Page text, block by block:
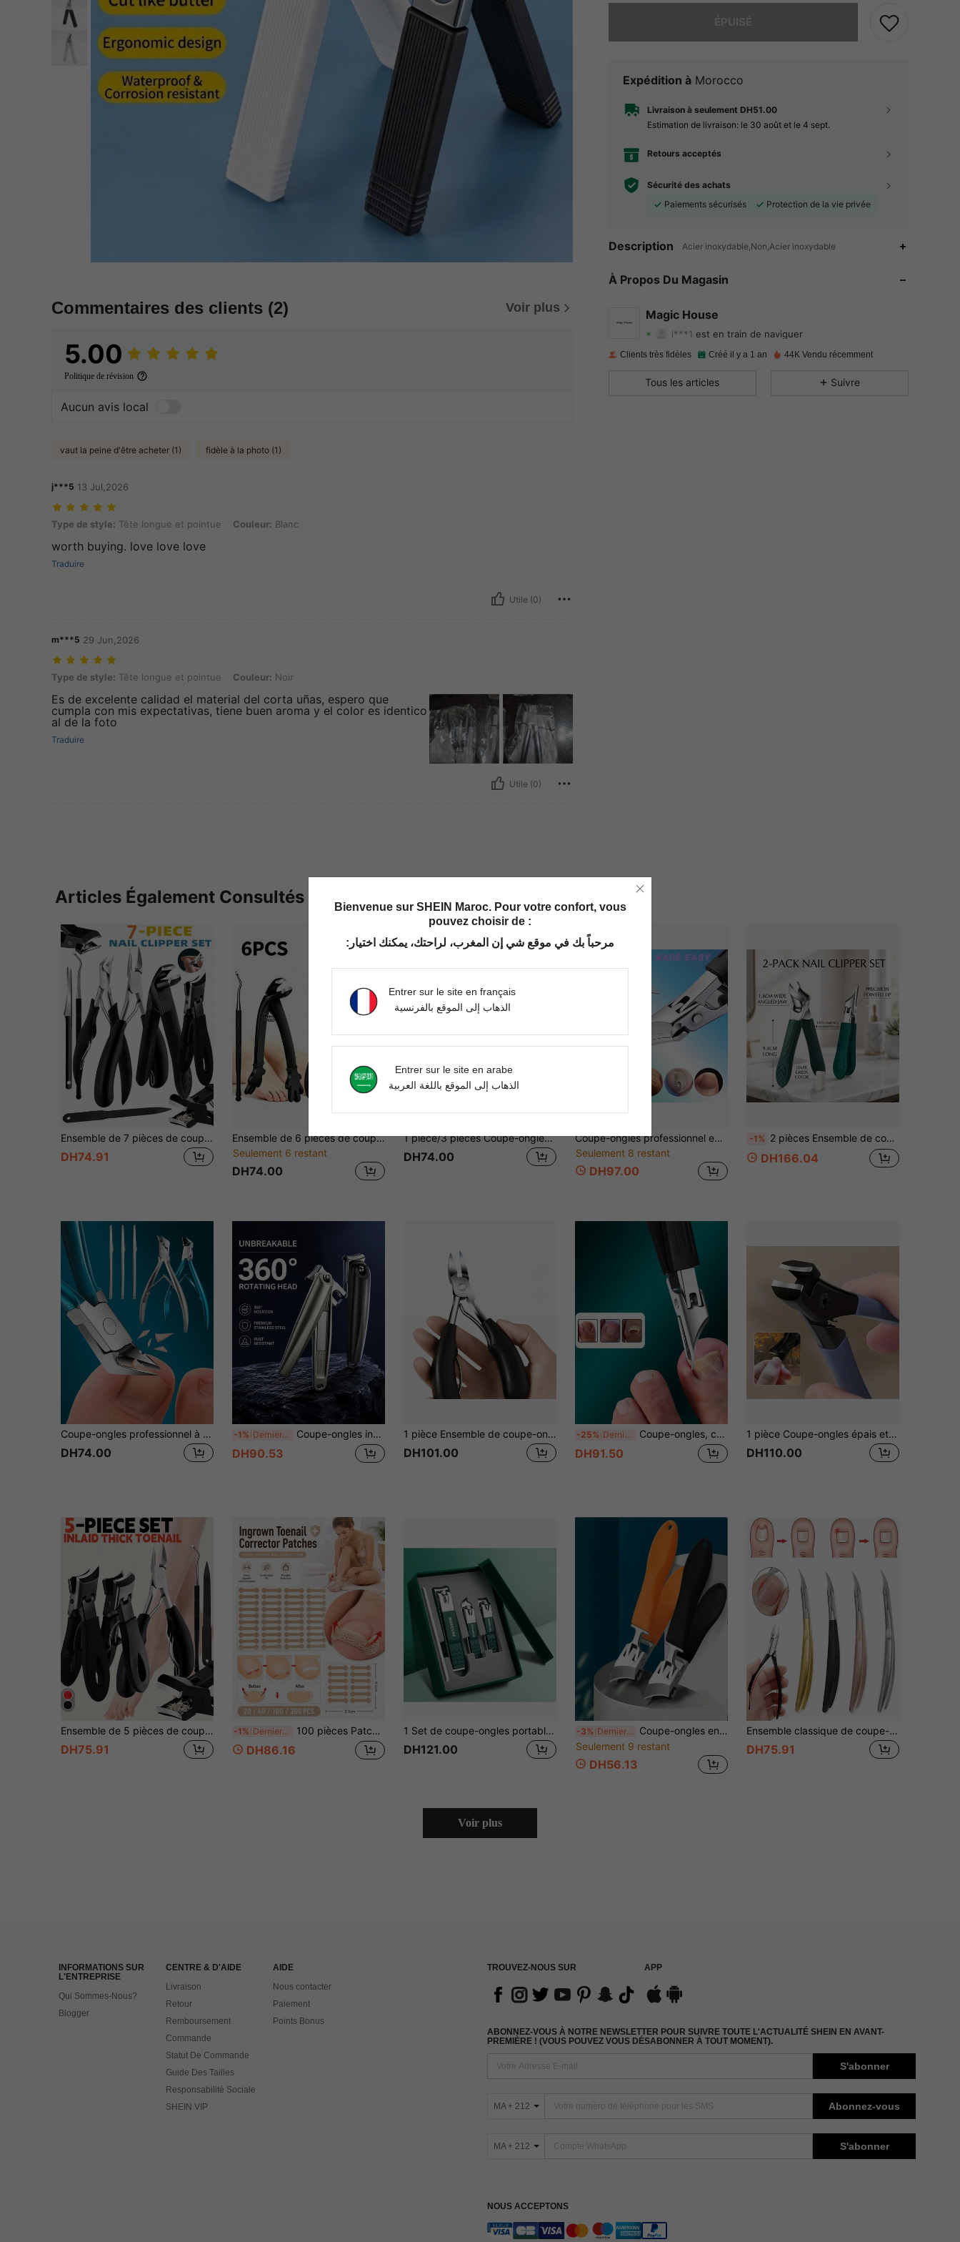
Commentaires des clients (2) Voir plus
5.00
Politique de révision
Aucun avis local
vaut la peine d'être acheter (1) fidèle à la photo (1)
j***5 13 Jul,2026
Type de style: Tête longue et pointue, Couleur: Blanc
Type de style: Tête longue et pointue Couleur: Blanc
worth buying. love love love
Traduire
Utile (0)
m***5 29 Jun,2026
Type de style: Tête longue et pointue, Couleur: Noir
Type de style: Tête longue et pointue Couleur: Noir
Es de excelente calidad el material del corta uñas, espero que
cumpla con mis expectativas, tiene buen aroma y el color es identico
al de la foto
Traduire
Utile (0)
Expédition à Morocco
Livraison à seulement DH51.00
Estimation de livraison: le 30 août et le 4 sept.
Retours acceptés
Sécurité des achats
Paiements sécurisés
Protection de la vie privée
Description Acier inoxydable,Non,Acier inoxydable
À Propos Du Magasin
Magic House
4.90 60 1.4K
4.90 60
i***1 est en train de naviguer
4.90 Evaluation 60Articles 1.4K
Clients très fidèles Créé il y a 1 an 44K Vendu récemment
Tous les articles Suivre
Articles Également Consultés
Ensemble de 7 pièces de coupe-ongles épais, coupe-ongles large pour ongles épais et incarnés et pédicure, coupe-ongles robuste, kit de soins de manucure avec étui de voyage
DH74.91
Ensemble de 6 pièces de coupe-ongles robuste, conçu pour les ongles épais, coupe-ongles à large ouverture, peut enlever les ongles incarnés, comprend une fonction anti-éclaboussures, lime à ongles et autres caractéristiques, inodore, cadeau pour Halloween, la Fête des Pères, la remise des diplômes
Seulement 6 restant
DH74.00
1 pièce/3 pièces Coupe-ongles professionnel, lames inclinées à 25° - Acier inoxydable robuste, design à prise large pour couper facilement les ongles épais, incarnés, difficiles - Design anti-éclaboussures, bords tranchants inclinés pour un découpage précis - Convient pour la maison, les salons de manucure, la pédicure - Outil essentiel pour les soins des ongles et des pieds, manche ergonomique, durable, instrument de beauté indispensable
DH74.00
Coupe-ongles professionnel en acier inoxydable épais et dur, avec coupe-ongles à économie d'effort, coupe-ongles à ouverture large et inclinée, convient pour les ongles épais et les ongles incurvés, pour les ongles de pied et les soins des pieds
Seulement 8 restant
DH97.00
-1% 2 pièces Ensemble de coupe-ongles robuste & pince à cuticules, coupe-ongles à large ouverture, manche ergonomique antidérapant, outil de nettoyage de pédicure pour les soins des pieds, outil professionnel pour couper les ongles épais/incarnés, kit de soins podologiques pour la maison et les voyages
DH166.04
Coupe-ongles professionnel à bec allemand - Coupe-ongles de précision pour ongles épais, idéal pour les soins de manucure & pédicure, coupe-ongles pour ongles épais, coupe-ongles pour hommes, coupe-ongles professionnel, ensemble de coupe-ongles, coupe-ongles pour hommes pour ongles d'orteils épais
DH74.00
-1% Derniers 2 jours Coupe-ongles incliné à 360° rotatif en acier inoxydable avec lame tranchante, coupe-ongles et coupe-ongles de pied, convient aux personnes âgées et aux ongles épais
DH90.53
1 pièce Ensemble de coupe-ongles professionnel pour ongles épais, outil pour ongles incarnés, coupe-latéral, ciseaux à manucure, outil de pédicure, fournitures pour ongles, outils pour ongles, outils pour nail art, rentrée scolaire, ongles, outils pour ongles pour faux ongles, outils de manucure et pédicure
DH101.00
-25% Derniers 2 jours Coupe-ongles, convient pour les ongles épais et les ongles incarnés, fabriqué en acier inoxydable de haute qualité, avec une prise en main douce et une lame ultra-tranchante à 25 degrés, spécialement conçu pour les ongles épais des personnes âgées, anti-éclaboussures, pour la beauté/l'épilation/les outils/les coupe-ongles/les soins des pieds/les soins des pieds
DH91.50
1 pièce Coupe-ongles épais et dur à grande capacité, coupe-ongles incarnés ultra résistants avec protection anti-éclaboussures, sac, organiseur, rangement
DH110.00
Ensemble de 5 pièces de coupe-ongles épais pour personnes âgées, comprenant un coupe-ongles large à grande mâchoire pour tailler les ongles épais et incarnés
DH75.91
-1% Derniers 2 jours 100 pièces Patchs de correction d'ongles d'orteils, utilisés pour la réparation des ongles d'orteils incarnés, patchs de correction d'ongles d'orteils, outils de soins des pieds
DH86.16
1 Set de coupe-ongles portable premium en acier inoxydable, lame tranchante, coupe précise, structure robuste, convient pour tailler les ongles des mains et des pieds. Comprend des coupe-ongles à tête plate et à tête inclinée, outils de manucure, 4-en-1.
DH121.00
-3% Derniers 3 jours
Coupe-ongles en acier inoxydable, tête de coupe inclinée, résistant aux éclaboussures, grande ouverture, bord incurvé convenant aux ongles épais des orteils, manche long, convient aux hommes, aux femmes et à tous les âges, taille-ongles (Pedicura)
Seulement 9 restant
DH56.13
Ensemble classique de coupe-ongles en acier inoxydable, coupe-ongles de doigts et d'orteils précise, lame incurvée, coupe-cuticules, outils de soin des ongles inodores, fournitures pour ongles, outils pour ongles, outils d'art pour ongles, essentiel pour la rentrée scolaire et les voyages
DH75.91
Voir plus
INFORMATIONS SUR
L'ENTREPRISE
Qui Sommes-Nous?
Blogger
CENTRE & D'AIDE
Livraison
Retour
Remboursement
Commande
Statut De Commande
Guide Des Tailles
Responsabilité Sociale
SHEIN VIP
AIDE
Nous contacter
Paiement
Points Bonus
TROUVEZ-NOUS SUR APP
ABONNEZ-VOUS À NOTRE NEWSLETTER POUR SUIVRE TOUTE L'ACTUALITÉ SHEIN EN AVANT-
PREMIÈRE ! (VOUS POUVEZ VOUS DÉSABONNER À TOUT MOMENT).
S'abonner
MA + 212 Abonnez-vous
MA + 212 S'abonner
NOUS ACCEPTONS
Bienvenue sur SHEIN Maroc. Pour votre confort, vous
pouvez choisir de :
مرحباً بك في موقع شي إن المغرب، لراحتك، يمكنك اختيار:
Entrer sur le site en français
الذهاب إلى الموقع بالفرنسية
Entrer sur le site en arabe
الذهاب إلى الموقع باللغة العربية